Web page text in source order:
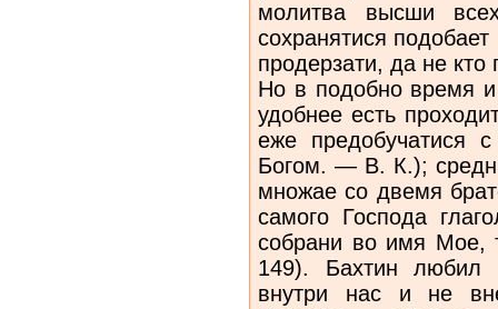
молитва высши
сохранятися
продерзати, да не
Но в подобно время
удобнее есть
еже предобучатися
Богом. — В. К.);
множае со двемя
самого Господа
собрани во имя Мое,
149). Бахтин любил
внутри нас и не